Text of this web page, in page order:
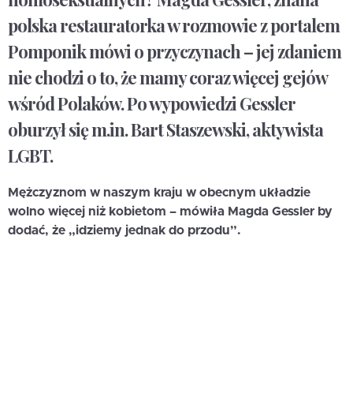
polska restauratorka w rozmowie z portalem
Pomponik mówi o przyczynach – jej zdaniem
nie chodzi o to, że mamy coraz więcej gejów
wśród Polaków. Po wypowiedzi Gessler
oburzył się m.in. Bart Staszewski, aktywista
LGBT.
Mężczyznom w naszym kraju w obecnym układzie
wolno więcej niż kobietom – mówiła Magda Gessler by
dodać, że „idziemy jednak do przodu”.